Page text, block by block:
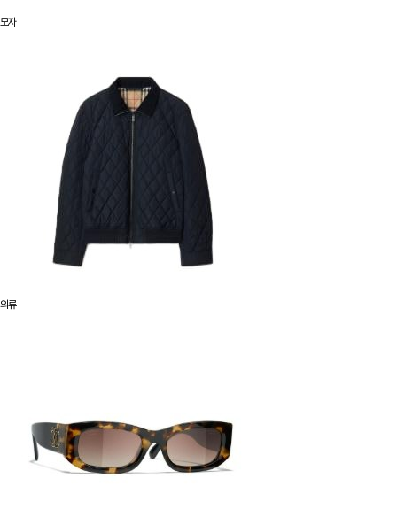
모자
의류